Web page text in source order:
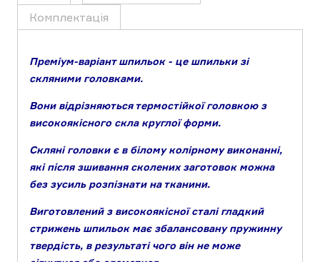
Комплектація
Преміум-варіант шпильок - це шпильки зі
скляними головками.
Вони відрізняються термостійкої головкою з
високоякісного скла круглої форми.
Скляні головки є в білому колірному виконанні,
які після зшивання сколених заготовок можна
без зусиль розпізнати на тканини.
Виготовлений з високоякісної сталі гладкий
стрижень шпильок має збалансовану пружинну
твердість, в результаті чого він не може